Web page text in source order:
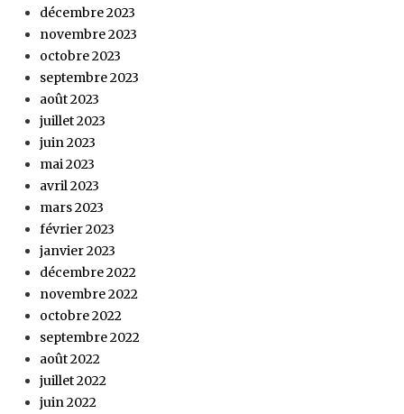
décembre 2023
novembre 2023
octobre 2023
septembre 2023
août 2023
juillet 2023
juin 2023
mai 2023
avril 2023
mars 2023
février 2023
janvier 2023
décembre 2022
novembre 2022
octobre 2022
septembre 2022
août 2022
juillet 2022
juin 2022